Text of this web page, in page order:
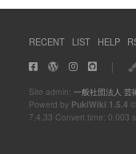
RECENT LIST HELP
｜
Site admin: 一般社団法人 芸
Powerd by PukiWiki 1.5.4
7.4.33 Convert time: 0.003